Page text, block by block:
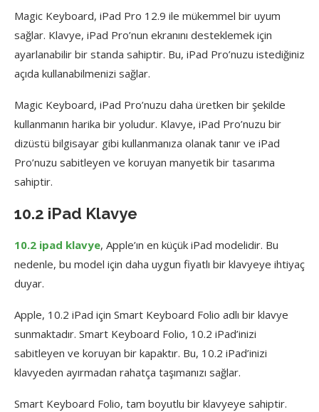
Magic Keyboard, iPad Pro 12.9 ile mükemmel bir uyum
sağlar. Klavye, iPad Pro’nun ekranını desteklemek için
ayarlanabilir bir standa sahiptir. Bu, iPad Pro’nuzu istediğiniz
açıda kullanabilmenizi sağlar.
Magic Keyboard, iPad Pro’nuzu daha üretken bir şekilde
kullanmanın harika bir yoludur. Klavye, iPad Pro’nuzu bir
dizüstü bilgisayar gibi kullanmanıza olanak tanır ve iPad
Pro’nuzu sabitleyen ve koruyan manyetik bir tasarıma
sahiptir.
10.2 iPad Klavye
10.2 ipad klavye, Apple’ın en küçük iPad modelidir. Bu
nedenle, bu model için daha uygun fiyatlı bir klavyeye ihtiyaç
duyar.
Apple, 10.2 iPad için Smart Keyboard Folio adlı bir klavye
sunmaktadır. Smart Keyboard Folio, 10.2 iPad’inizi
sabitleyen ve koruyan bir kapaktır. Bu, 10.2 iPad’inizi
klavyeden ayırmadan rahatça taşımanızı sağlar.
Smart Keyboard Folio, tam boyutlu bir klavyeye sahiptir.